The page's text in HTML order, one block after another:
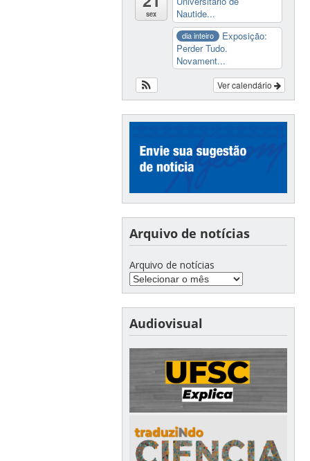
sex
Nautide...
dia inteiro
Exposição:
Perder Tudo.
Novament...
Ver calendário
Arquivo de notícias
Arquivo de notícias
Audiovisual